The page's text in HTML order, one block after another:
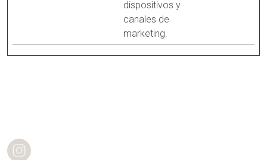
dispositivos y
canales de
marketing.